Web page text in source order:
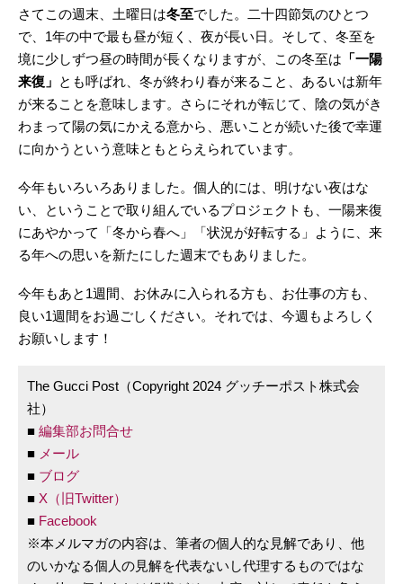
さてこの週末、土曜日は冬至でした。二十四節気のひとつ
で、1年の中で最も昼が短く、夜が長い日。そして、冬至を
境に少しずつ昼の時間が長くなりますが、この冬至は 「一陽
来復」 とも呼ばれ、冬が終わり春が来ること、あるいは新年
が来ることを意味します。さらにそれが転じて、陰の気がき
わまって陽の気にかえる意から、悪いことが続いた後で幸運
に向かうという意味ともとらえられています。
今年もいろいろありました。個人的には、明けない夜はな
い、ということで取り組んでいるプロジェクトも、一陽来復
にあやかって「冬から春へ」「状況が好転する」ように、来
る年への思いを新たにした週末でもありました。
今年もあと1週間、お休みに入られる方も、お仕事の方も、
良い1週間をお過ごしください。それでは、今週もよろしく
お願いします！
The Gucci Post（Copyright 2024 グッチーポスト株式会
社）
■ 編集部お問合せ
■ メール
■ ブログ
■ X（旧Twitter）
■ Facebook
※本メルマガの内容は、筆者の個人的な見解であり、他
のいかなる個人の見解を代表ないし代理するものではな